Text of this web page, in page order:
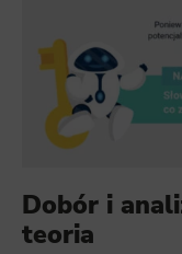
Dobór i
teoria